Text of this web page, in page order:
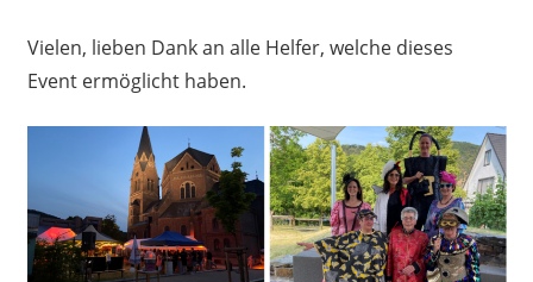
Vielen, lieben Dank an alle Helfer, welche dieses
Event ermöglicht haben.